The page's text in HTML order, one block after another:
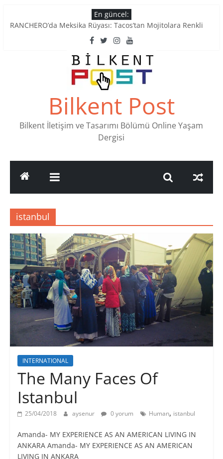
to
En güncel:
RANCHERO’da Meksika Rüyası: Tacos’tan Mojitolara Renkli
Ankara’nın Ruhunu Notalarda Yaşatan 4 Müzik Durağı
Pullardaki tarih: PTT Pul Müzesi
Stamp Collectors Unite: Places to Find Stamps in Ankara
Tatlı Konuşalım: Ankara’nın 4 Köklü Pastanesi
Bilkent Post
Bilkent İletişim ve Tasarımı Bölümü Online Yaşam
Dergisi
istanbul
INTERNATIONAL
The Many Faces Of
Istanbul
25/04/2018 aysenur 0 yorum Human, istanbul
Amanda- MY EXPERIENCE AS AN AMERICAN LIVING IN
ANKARA Amanda- MY EXPERIENCE AS AN AMERICAN
LIVING IN ANKARA